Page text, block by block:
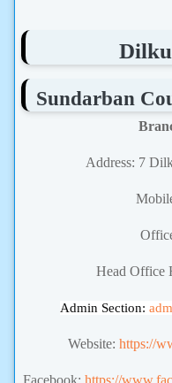
Sundarban
Address: 7
Head Office
Admin Section:
Website: https://